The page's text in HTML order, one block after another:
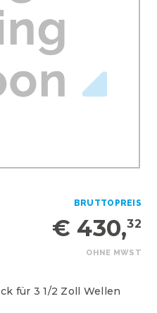
BRUTTOPREIS
OHNE MWST
€ 430,32
für 3 1/2 Zoll Wellen